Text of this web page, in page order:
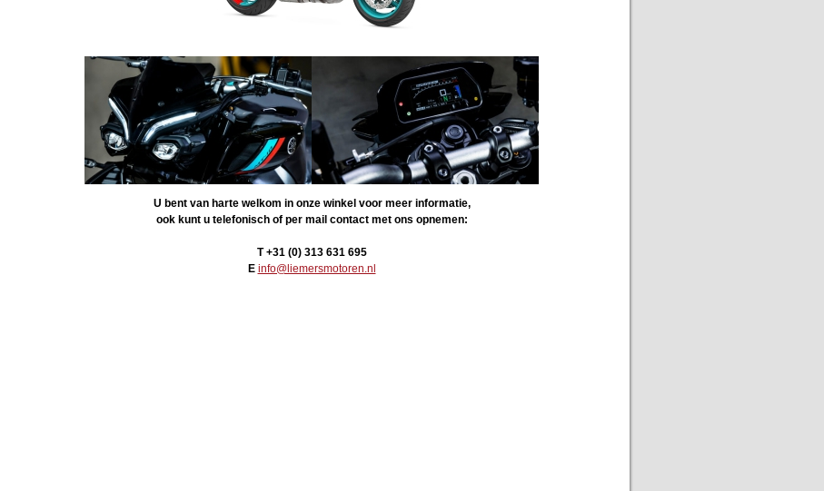
U bent van harte welkom in onze winkel voor meer informatie,
ook kunt u telefonisch of per mail contact met ons opnemen:
T +31 (0) 313 631 695
E info@liemersmotoren.nl